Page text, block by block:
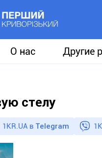
О нас Другие
стелу
1KR.UA в Telegram